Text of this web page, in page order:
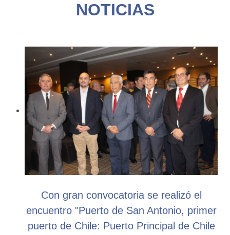
NOTICIAS
Con gran convocatoria se realizó el
encuentro "Puerto de San Antonio, primer
puerto de Chile: Puerto Principal de Chile